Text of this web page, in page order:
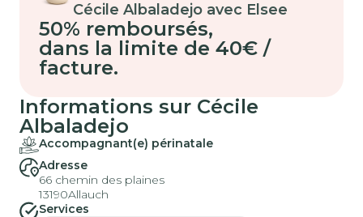
Cécile Albaladejo avec Elsee
50% remboursés,
dans la limite de 40€ /
facture.
Informations sur Cécile
Albaladejo
Accompagnant(e) périnatale
Adresse
66 chemin des plaines
13190Allauch
Services